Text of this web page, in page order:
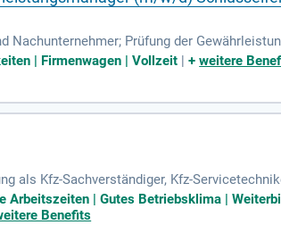
Nachunternehmer; Prüfung der
der technischen Aufgabenstellungen,
| Firmenwagen | Vollzeit |+weitere
als Kfz-Sachverständiger, Kfz-
Kenntnisse im Bereich Kraftfahrzeuge
Arbeitszeiten | Gutes Betriebsklima |
Benefits